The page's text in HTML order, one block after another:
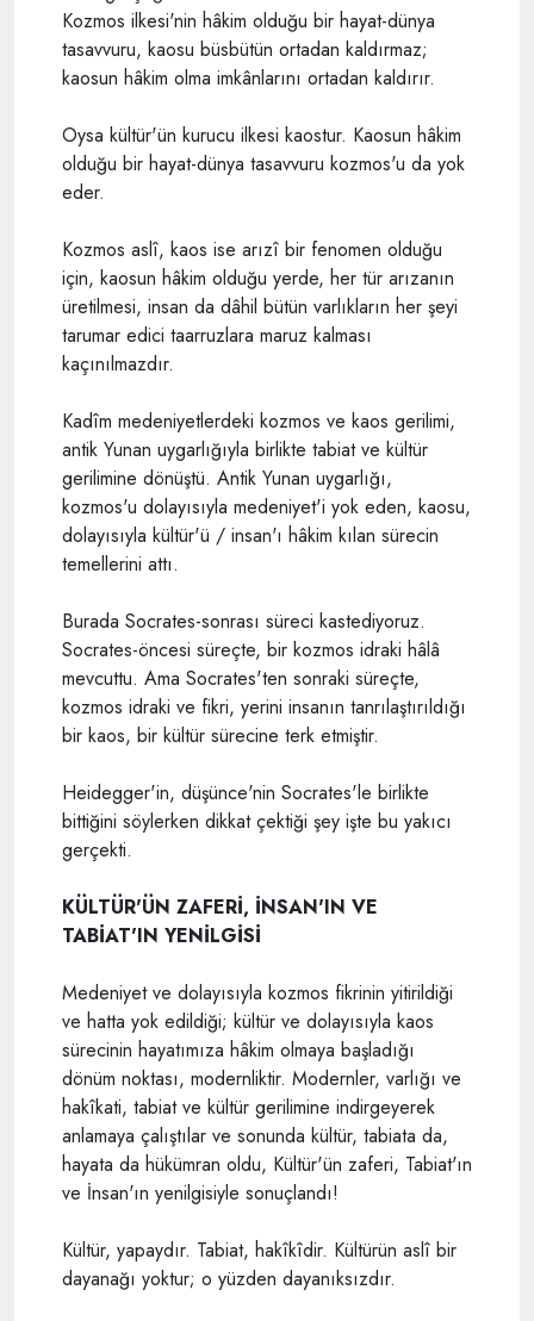
Kozmos ilkesi'nin hâkim olduğu bir hayat-dünya
tasavvuru, kaosu büsbütün ortadan kaldırmaz;
kaosun hâkim olma imkânlarını ortadan kaldırır.
Oysa kültür'ün kurucu ilkesi kaostur. Kaosun hâkim
olduğu bir hayat-dünya tasavvuru kozmos'u da yok
eder.
Kozmos aslî, kaos ise arızî bir fenomen olduğu
için, kaosun hâkim olduğu yerde, her tür arızanın
üretilmesi, insan da dâhil bütün varlıkların her şeyi
tarumar edici taarruzlara maruz kalması
kaçınılmazdır.
Kadîm medeniyetlerdeki kozmos ve kaos gerilimi,
antik Yunan uygarlığıyla birlikte tabiat ve kültür
gerilimine dönüştü. Antik Yunan uygarlığı,
kozmos'u dolayısıyla medeniyet'i yok eden, kaosu,
dolayısıyla kültür'ü / insan'ı hâkim kılan sürecin
temellerini attı.
Burada Socrates-sonrası süreci kastediyoruz.
Socrates-öncesi süreçte, bir kozmos idraki hâlâ
mevcuttu. Ama Socrates'ten sonraki süreçte,
kozmos idraki ve fikri, yerini insanın tanrılaştırıldığı
bir kaos, bir kültür sürecine terk etmiştir.
Heidegger'in, düşünce'nin Socrates'le birlikte
bittiğini söylerken dikkat çektiği şey işte bu yakıcı
gerçekti.
KÜLTÜR'ÜN ZAFERİ, İNSAN'IN VE
TABİAT'IN YENİLGİSİ
Medeniyet ve dolayısıyla kozmos fikrinin yitirildiği
ve hatta yok edildiği; kültür ve dolayısıyla kaos
sürecinin hayatımıza hâkim olmaya başladığı
dönüm noktası, modernliktir. Modernler, varlığı ve
hakîkati, tabiat ve kültür gerilimine indirgeyerek
anlamaya çalıştılar ve sonunda kültür, tabiata da,
hayata da hükümran oldu, Kültür'ün zaferi, Tabiat'ın
ve İnsan'ın yenilgisiyle sonuçlandı!
Kültür, yapaydır. Tabiat, hakîkîdir. Kültürün aslî bir
dayanağı yoktur; o yüzden dayanıksızdır.